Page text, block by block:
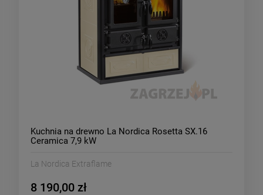
Kuchnia na drewno La Nordica Rosetta SX.16
Ceramica 7,9 kW
La Nordica Extraflame
8 190,00 zł